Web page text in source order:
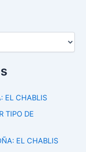
EL CHABLIS
TIPO DE
EL CHABLIS